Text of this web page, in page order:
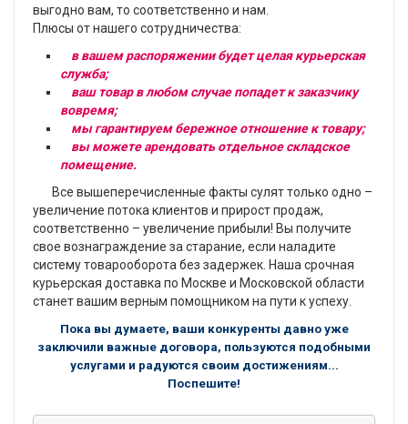
выгодно вам, то соответственно и нам.
Плюсы от нашего сотрудничества:
в вашем распоряжении будет целая курьерская
служба;
ваш товар в любом случае попадет к заказчику
вовремя;
мы гарантируем бережное отношение к товару;
вы можете арендовать отдельное складское
помещение.
Все вышеперечисленные факты сулят только одно –
увеличение потока клиентов и прирост продаж,
соответственно – увеличение прибыли! Вы получите
свое вознаграждение за старание, если наладите
систему товарооборота без задержек. Наша срочная
курьерская доставка по Москве и Московской области
станет вашим верным помощником на пути к успеху.
Пока вы думаете, ваши конкуренты давно уже
заключили важные договора, пользуются подобными
услугами и радуются своим достижениям...
Поспешите!